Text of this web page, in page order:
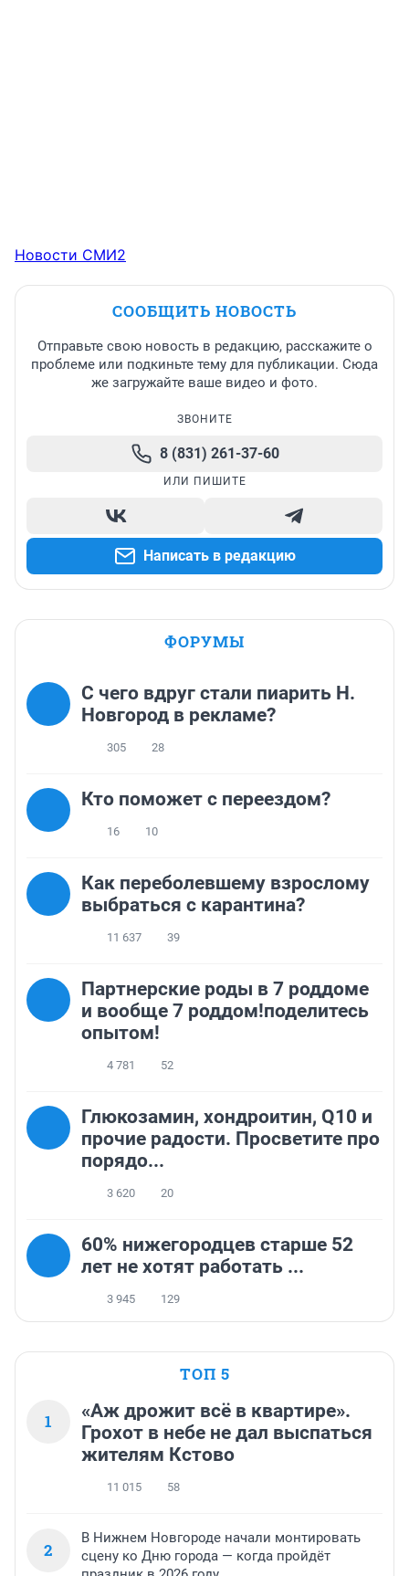
Новости СМИ2
СООБЩИТЬ НОВОСТЬ
Отправьте свою новость в редакцию, расскажите о
проблеме или подкиньте тему для публикации. Сюда
же загружайте ваше видео и фото.
ЗВОНИТЕ
8 (831) 261-37-60
ИЛИ ПИШИТЕ
Написать в редакцию
ФОРУМЫ
С чего вдруг стали пиарить Н.
Новгород в рекламе?
305 28
Кто поможет с переездом?
16 10
Как переболевшему взрослому
выбраться с карантина?
11 637 39
Партнерские роды в 7 роддоме
и вообще 7 роддом!поделитесь
опытом!
4 781 52
Глюкозамин, хондроитин, Q10 и
прочие радости. Просветите про
порядо...
3 620 20
60% нижегородцев старше 52
лет не хотят работать ...
3 945 129
ТОП 5
1
«Аж дрожит всё в квартире».
Грохот в небе не дал выспаться
жителям Кстово
11 015 58
2
В Нижнем Новгороде начали монтировать
сцену ко Дню города — когда пройдёт